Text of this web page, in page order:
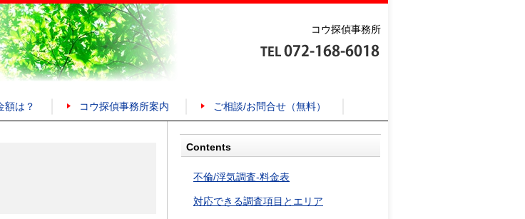
コウ探偵事務所
額は？ コウ探偵事務所案内 ご相談/お問合せ（無料）
Contents
不倫/浮気調査-料金表
対応できる調査項目とエリア